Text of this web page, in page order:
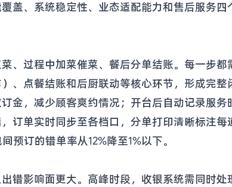
盖、系统稳定性、业态适配能力和售后服务四
、过程中加菜催菜、餐后分单结账。每一步都
、点餐结账和后厨联动等核心环节，形成完整
金，减少顾客爽约情况；开台后自动记录服务
订单实时同步至各档口，分单打印清晰标注每
订的错单率从12%降至1%以下。
错影响面更大。高峰时段，收银系统需同时处